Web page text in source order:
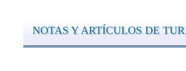
NOTAS Y ARTÍCULOS DE